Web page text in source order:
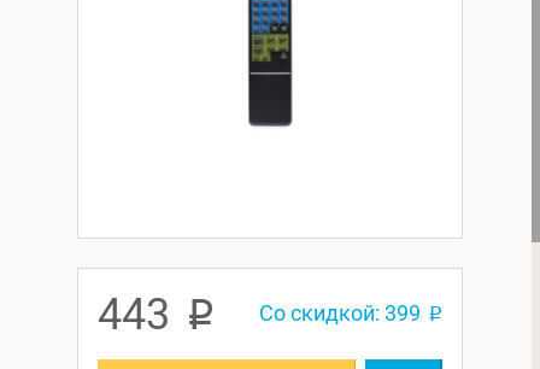
443 p Со скидкой: 399 p